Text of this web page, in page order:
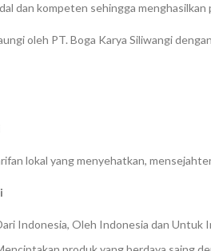
dan kompeten sehingga
oleh PT. Boga Karya Siliwangi
lokal yang menyehatkan,
Indonesia, Oleh Indonesia dan Untuk